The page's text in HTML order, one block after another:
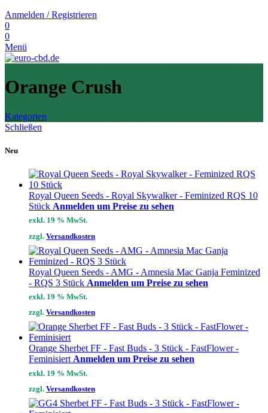
Anmelden / Registrieren
0
0
Menü
Orange Crush
Kategorien
Schließen
Neu
Royal Queen Seeds - Royal Skywalker - Feminized RQS 10
Stück Anmelden um Preise zu sehen
exkl. 19 % MwSt.
zzgl. Versandkosten
Royal Queen Seeds - AMG - Amnesia Mac Ganja Feminized
- RQS 3 Stück Anmelden um Preise zu sehen
exkl. 19 % MwSt.
zzgl. Versandkosten
Orange Sherbet FF - Fast Buds - 3 Stück - FastFlower -
Feminisiert Anmelden um Preise zu sehen
exkl. 19 % MwSt.
zzgl. Versandkosten